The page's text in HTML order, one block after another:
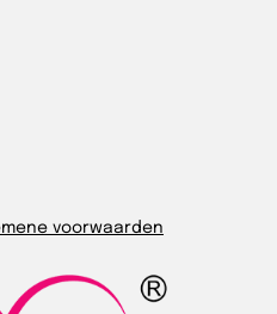
voorwaarden